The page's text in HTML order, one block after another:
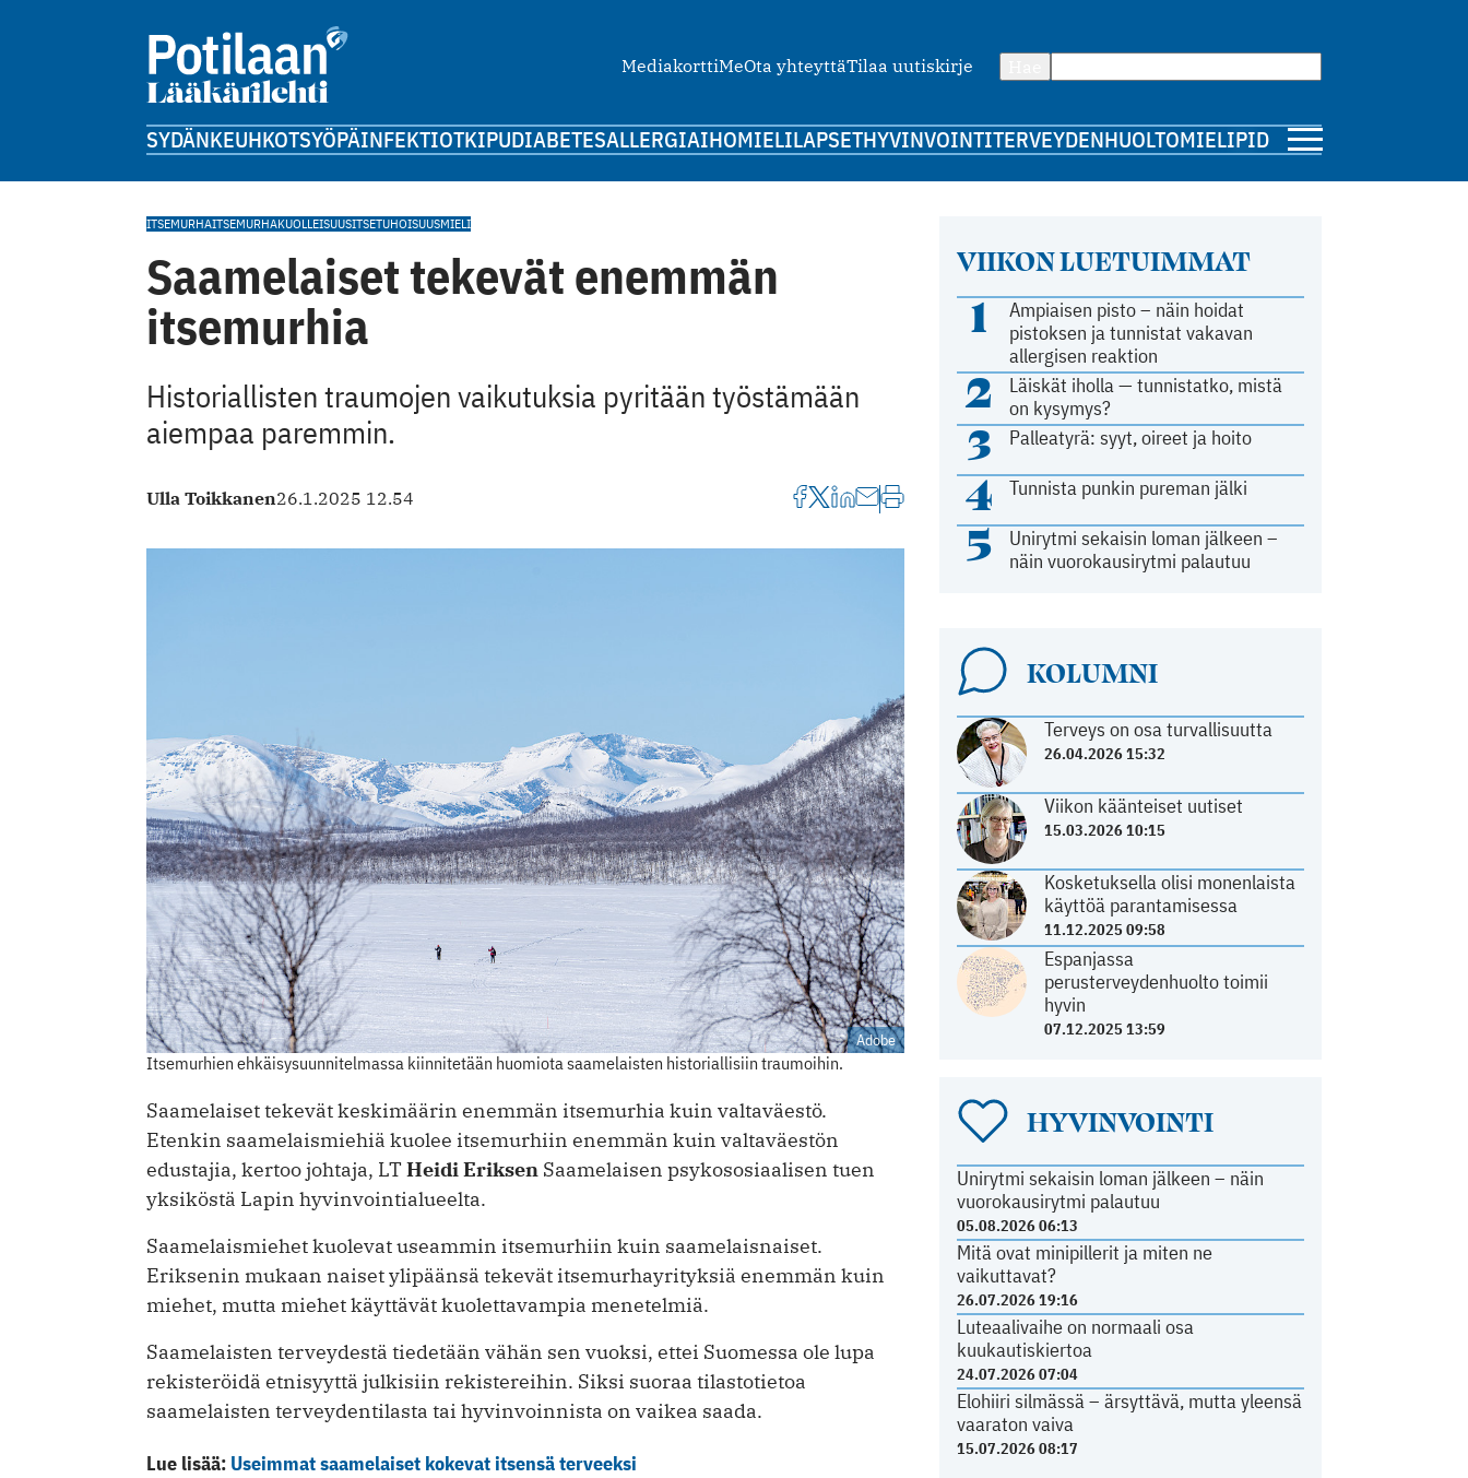
MediakorttiMeOta yhteyttäTilaa uutiskirje
SYDÄNKEUHKOTSYÖPÄINFEKTIOTKIPUDIABETESALLERGIAIHOMIELILAPSETHYVINVOINTITERVEYDENHUOLTOMIELIPIDE
VIIKON LUETUIMMAT
1
Ampiaisen pisto – näin hoidat
pistoksen ja tunnistat vakavan
allergisen reaktion
2
Läiskät iholla — tunnistatko, mistä
on kysymys?
3 Palleatyrä: syyt, oireet ja hoito
4 Tunnista punkin pureman jälki
5
Unirytmi sekaisin loman jälkeen –
näin vuorokausirytmi palautuu
KOLUMNI
Terveys on osa turvallisuutta
26.04.2026 15:32
Viikon käänteiset uutiset
15.03.2026 10:15
Kosketuksella olisi monenlaista
käyttöä parantamisessa
11.12.2025 09:58
Espanjassa
perusterveydenhuolto toimii
hyvin
07.12.2025 13:59
HYVINVOINTI
Unirytmi sekaisin loman jälkeen – näin
vuorokausirytmi palautuu
05.08.2026 06:13
Mitä ovat minipillerit ja miten ne
vaikuttavat?
26.07.2026 19:16
Luteaalivaihe on normaali osa
kuukautiskiertoa
24.07.2026 07:04
Elohiiri silmässä – ärsyttävä, mutta yleensä
vaaraton vaiva
15.07.2026 08:17
ITSEMURHAITSEMURHAKUOLLEISUUSITSETUHOISUUSMIELI
Saamelaiset tekevät enemmän
itsemurhia
Historiallisten traumojen vaikutuksia pyritään työstämään
aiempaa paremmin.
Ulla Toikkanen26.1.2025 12.54
Adobe
Itsemurhien ehkäisysuunnitelmassa kiinnitetään huomiota saamelaisten historiallisiin traumoihin.
Saamelaiset tekevät keskimäärin enemmän itsemurhia kuin valtaväestö.
Etenkin saamelaismiehiä kuolee itsemurhiin enemmän kuin valtaväestön
edustajia, kertoo johtaja, LTHeidi Eriksen Saamelaisen psykososiaalisen tuen
yksiköstä Lapin hyvinvointialueelta.
Saamelaismiehet kuolevat useammin itsemurhiin kuin saamelaisnaiset.
Eriksenin mukaan naiset ylipäänsä tekevät itsemurhayrityksiä enemmän kuin
miehet, mutta miehet käyttävät kuolettavampia menetelmiä.
Saamelaisten terveydestä tiedetään vähän sen vuoksi, ettei Suomessa ole lupa
rekisteröidä etnisyyttä julkisiin rekistereihin. Siksi suoraa tilastotietoa
saamelaisten terveydentilasta tai hyvinvoinnista on vaikea saada.
Lue lisää: Useimmat saamelaiset kokevat itsensä terveeksi